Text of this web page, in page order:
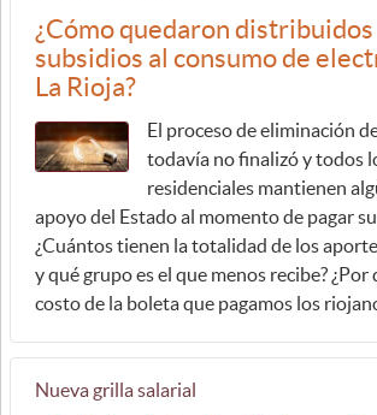
¿Cómo quedaron distribuidos
subsidios al consumo de
La Rioja?
El proceso de eliminación
todavía no finalizó y todos
residenciales mantienen
apoyo del Estado al momento de pagar
¿Cuántos tienen la totalidad de los
y qué grupo es el que menos recibe?
costo de la boleta que pagamos los
Nueva grilla salarial